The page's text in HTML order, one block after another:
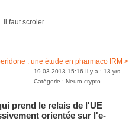
faut scroler...
: une étude en pharmaco IRM >
19.03.2013 15:16 Il y a : 13 yrs
Catégorie : Neuro-crypto
prend le relais de l'UE
orientée sur l'e-